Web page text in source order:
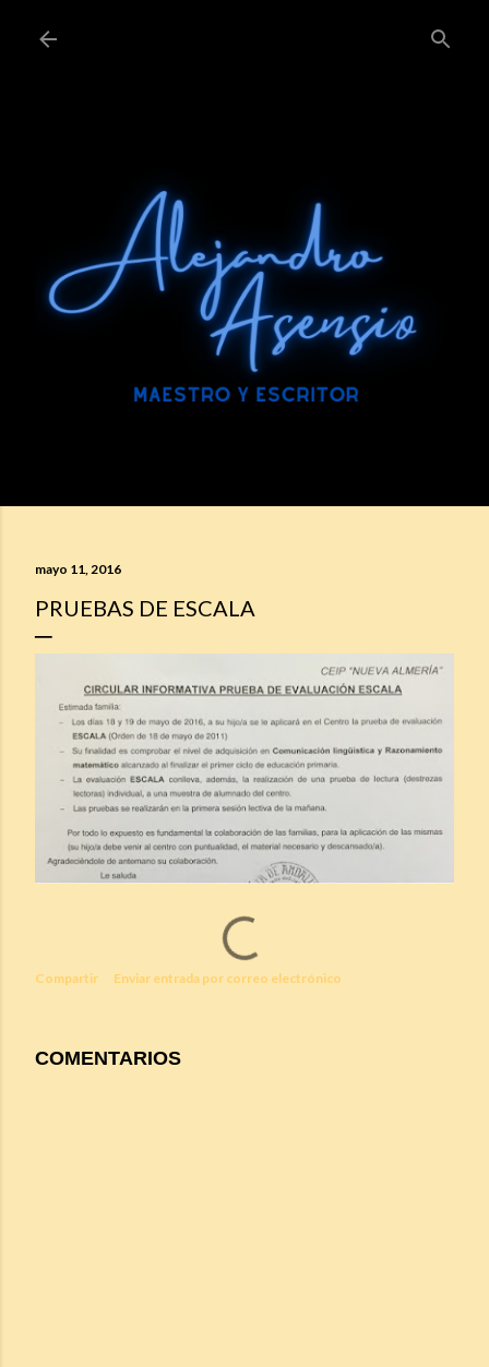
Ir al contenido principal
mayo 11, 2016
PRUEBAS DE ESCALA
Compartir Enviar entrada por correo electrónico
COMENTARIOS